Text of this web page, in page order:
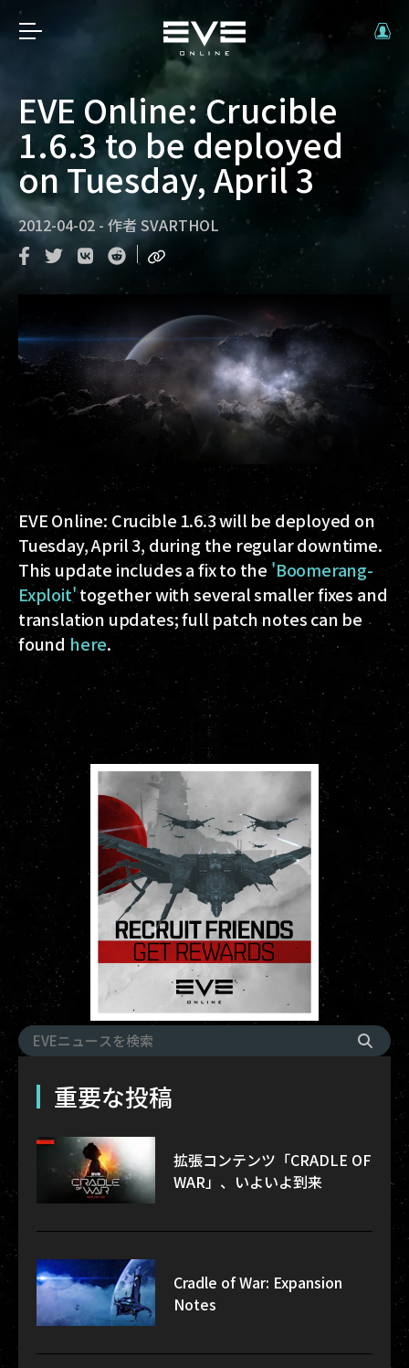
EVE Online: Crucible
1.6.3 to be deployed
on Tuesday, April 3
2012-04-02 - 作者 SVARTHOL
EVE Online: Crucible 1.6.3 will be deployed on
Tuesday, April 3, during the regular downtime.
This update includes a fix to the'Boomerang-
Exploit'together with several smaller fixes and
translation updates; full patch notes can be
found here.
重要な投稿
拡張コンテンツ「CRADLE OF
WAR」、いよいよ到来
Cradle of War: Expansion
Notes